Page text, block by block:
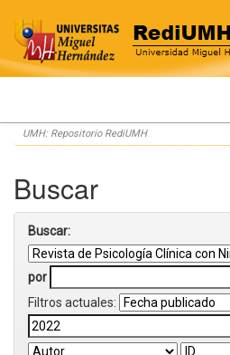
Skip
navigation
UMH: Repositorio RediUMH
Buscar
Buscar:
por
Filtros actuales: